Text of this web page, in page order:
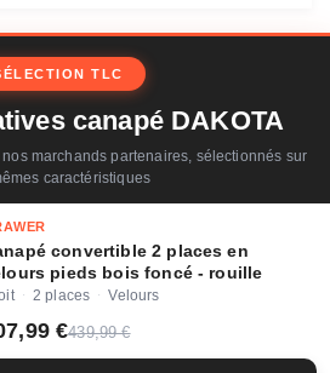
TLC
canapé DAKOTA
marchands partenaires, sélectionnés sur
caractéristiques
convertible 2 places en
pieds bois foncé - rouille
· 2 places · Velours
€439,99 €